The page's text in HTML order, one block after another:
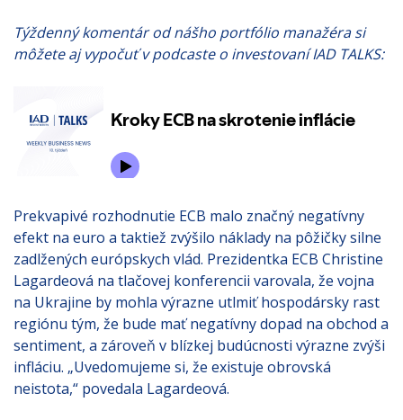
Týždenný komentár od nášho portfólio manažéra si
môžete aj vypočuť v podcaste o investovaní IAD TALKS:
Prekvapivé rozhodnutie ECB malo značný negatívny
efekt na euro a taktiež zvýšilo náklady na pôžičky silne
zadlžených európskych vlád. Prezidentka ECB Christine
Lagardeová na tlačovej konferencii varovala, že vojna
na Ukrajine by mohla výrazne utlmiť hospodársky rast
regiónu tým, že bude mať negatívny dopad na obchod a
sentiment, a zároveň v blízkej budúcnosti výrazne zvýši
infláciu. „Uvedomujeme si, že existuje obrovská
neistota,“ povedala Lagardeová.